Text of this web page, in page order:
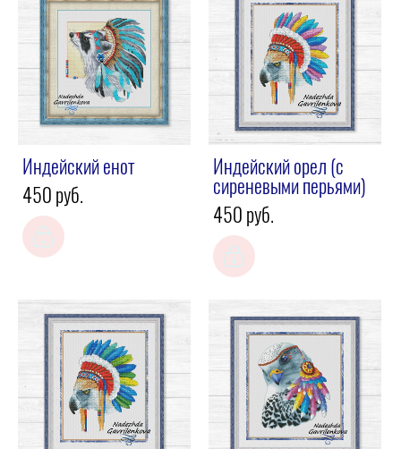
Индейский енот
450 pуб.
Индейский орел (с
сиреневыми перьями)
450 pуб.